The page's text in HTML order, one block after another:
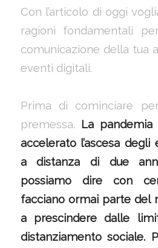
Con l’articolo di oggi
ragioni fondamentali
comunicazione della tua
eventi digitali.
Prima di cominciare
premessa. La
accelerato l’ascesa
a distanza di due
possiamo dire con
facciano ormai parte del
a prescindere dalle
distanziamento sociale.